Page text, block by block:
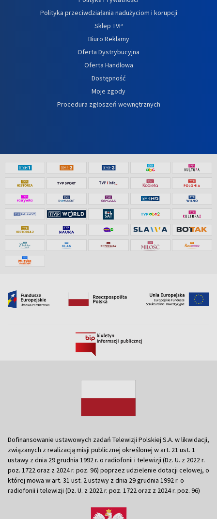
Polityka przeciwdziałania nadużyciom i korupcji
Sklep TVP
Biuro Reklamy
Oferta Dystrybucyjna
Oferta Handlowa
Dostępność
Moje zgody
Procedura zgłoszeń wewnętrznych
Dofinansowanie ustawowych zadań Telewizji Polskiej S.A. w likwidacji,
związanych z realizacją misji publicznej określonej w art. 21 ust. 1
ustawy z dnia 29 grudnia 1992 r. o radiofonii i telewizji (Dz. U. z 2022 r.
poz. 1722 oraz z 2024 r. poz. 96) poprzez udzielenie dotacji celowej, o
której mowa w art. 31 ust. 2 ustawy z dnia 29 grudnia 1992 r. o
radiofonii i telewizji (Dz. U. z 2022 r. poz. 1722 oraz z 2024 r. poz. 96)